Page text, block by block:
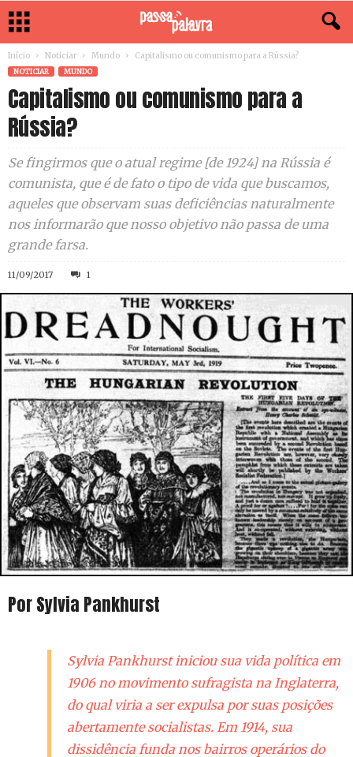
Início Noticiar Mundo Capitalismo ou comunismo para a Rússia?
NOTICIAR MUNDO
Capitalismo ou comunismo para a
Rússia?
Se fingirmos que o atual regime [de 1924] na Rússia é
comunista, que é de fato o tipo de vida que buscamos,
aqueles que observam suas deficiências naturalmente
nos informarão que nosso objetivo não passa de uma
grande farsa.
11/09/2017 1
Por Sylvia Pankhurst
Sylvia Pankhurst iniciou sua vida política em
1906 no movimento sufragista na Inglaterra,
do qual viria a ser expulsa por suas posições
abertamente socialistas. Em 1914, sua
dissidência funda nos bairros operários do